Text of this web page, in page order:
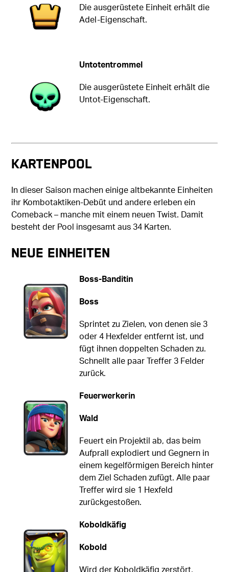
Die ausgerüstete Einheit erhält die
Adel-Eigenschaft.
Untotentrommel
Die ausgerüstete Einheit erhält die
Untot-Eigenschaft.
Kartenpool
In dieser Saison machen einige altbekannte Einheiten
ihr Kombotaktiken-Debüt und andere erleben ein
Comeback – manche mit einem neuen Twist. Damit
besteht der Pool insgesamt aus 34 Karten.
Neue Einheiten
Boss-Banditin
Boss
Sprintet zu Zielen, von denen sie 3
oder 4 Hexfelder entfernt ist, und
fügt ihnen doppelten Schaden zu.
Schnellt alle paar Treffer 3 Felder
zurück.
Feuerwerkerin
Wald
Feuert ein Projektil ab, das beim
Aufprall explodiert und Gegnern in
einem kegelförmigen Bereich hinter
dem Ziel Schaden zufügt. Alle paar
Treffer wird sie 1 Hexfeld
zurückgestoßen.
Koboldkäfig
Kobold
Wird der Koboldkäfig zerstört,